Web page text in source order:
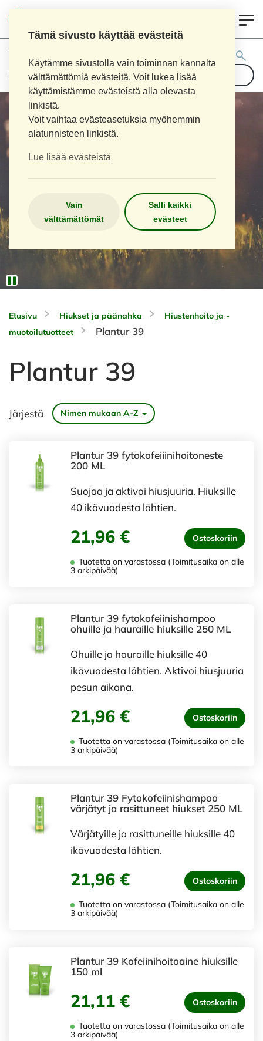
Tämä sivusto käyttää evästeitä
Käytämme sivustolla vain toiminnan kannalta
välttämättömiä evästeitä. Voit lukea lisää
käyttämistämme evästeistä alla olevasta
linkistä.
Voit vaihtaa evästeasetuksia myöhemmin
alatunnisteen linkistä.
Lue lisää evästeistä
Vain
välttämättömät
Salli kaikki
evästeet
Tuotehaku:
Etusivu Hiukset ja päänahka
Hiustenhoito ja -
muotoilutuotteet
Plantur 39
Plantur 39
Järjestä Nimen mukaan A-Z
Plantur 39 fytokofeiiinihoitoneste
200 ML
Suojaa ja aktivoi hiusjuuria. Hiuksille
40 ikävuodesta lähtien.
21,96 € Ostoskoriin
Tuotetta on varastossa (Toimitusaika on alle
3 arkipäivää)
Plantur 39 fytokofeiinishampoo
ohuille ja hauraille hiuksille 250 ML
Ohuille ja hauraille hiuksille 40
ikävuodesta lähtien. Aktivoi hiusjuuria
pesun aikana.
21,96 € Ostoskoriin
Tuotetta on varastossa (Toimitusaika on alle
3 arkipäivää)
Plantur 39 Fytokofeiinishampoo
värjätyt ja rasittuneet hiukset 250 ML
Värjätyille ja rasittuneille hiuksille 40
ikävuodesta lähtien.
21,96 € Ostoskoriin
Tuotetta on varastossa (Toimitusaika on alle
3 arkipäivää)
Plantur 39 Kofeiinihoitoaine hiuksille
150 ml
21,11 € Ostoskoriin
Tuotetta on varastossa (Toimitusaika on alle
3 arkipäivää)